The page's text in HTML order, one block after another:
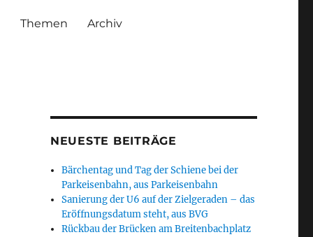
Themen Archiv
NEUESTE BEITRÄGE
Bärchentag und Tag der Schiene bei der
Parkeisenbahn, aus Parkeisenbahn
Sanierung der U6 auf der Zielgeraden – das
Eröffnungsdatum steht, aus BVG
Rückbau der Brücken am Breitenbachplatz